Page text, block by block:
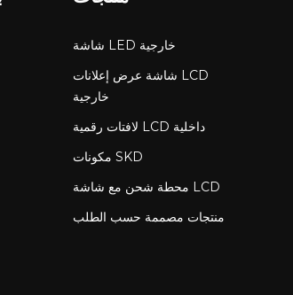
شاشة LED خارجية
شاشة عرض إعلانات LCD
خارجية
لافتات رقمية LCD داخلية
مكونات SKD
محطة شحن مع شاشة LCD
منتجات مصممة حسب الطلب